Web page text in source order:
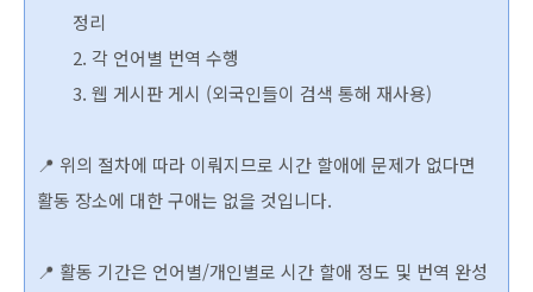
정리
2. 각 언어별 번역 수행
3. 웹 게시판 게시 (외국인들이 검색 통해 재사용)
📍 위의 절차에 따라 이뤄지므로 시간 할애에 문제가 없다면
활동 장소에 대한 구애는 없을 것입니다.
📍 활동 기간은 언어별/개인별로 시간 할애 정도 및 번역 완성